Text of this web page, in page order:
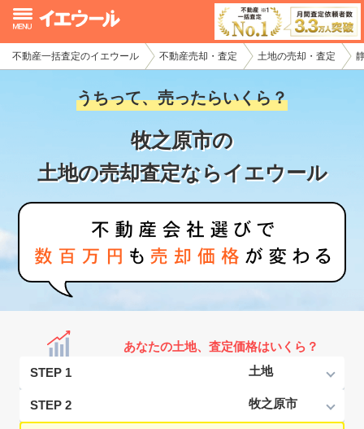
不動産一括査定のイエウール 不動産売却・査定 土地の売却・査定
うちって、売ったらいくら？
牧之原市の
土地の売却査定ならイエウール
あなたの土地、査定価格はいくら？
STEP 1
STEP 2
イエウール加盟希望の不動産会社様
初めての方へ
不動産の売却・一括査定
家査定シミュレーター
お問い合わせ